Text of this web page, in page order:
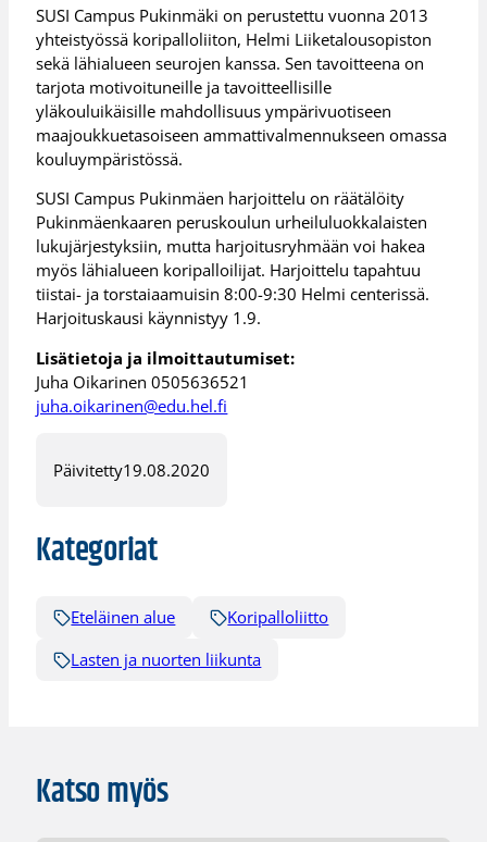
SUSI Campus Pukinmäki on perustettu vuonna 2013
yhteistyössä koripalloliiton, Helmi Liiketalousopiston
sekä lähialueen seurojen kanssa. Sen tavoitteena on
tarjota motivoituneille ja tavoitteellisille
yläkouluikäisille mahdollisuus ympärivuotiseen
maajoukkuetasoiseen ammattivalmennukseen omassa
kouluympäristössä.
SUSI Campus Pukinmäen harjoittelu on räätälöity
Pukinmäenkaaren peruskoulun urheiluluokkalaisten
lukujärjestyksiin, mutta harjoitusryhmään voi hakea
myös lähialueen koripalloilijat. Harjoittelu tapahtuu
tiistai- ja torstaiaamuisin 8:00-9:30 Helmi centerissä.
Harjoituskausi käynnistyy 1.9.
Lisätietoja ja ilmoittautumiset:
Juha Oikarinen 0505636521
juha.oikarinen@edu.hel.fi
Päivitetty19.08.2020
Kategoriat
Eteläinen alue
Koripalloliitto
Lasten ja nuorten liikunta
Katso myös